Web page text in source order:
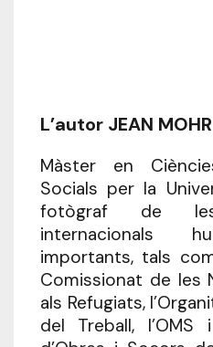
L’autor JEAN MOHR
Màster en
Socials per la
fotògraf de les
internacionals
importants, tals
Comissionat de les
als Refugiats,
del Treball, l’OMS